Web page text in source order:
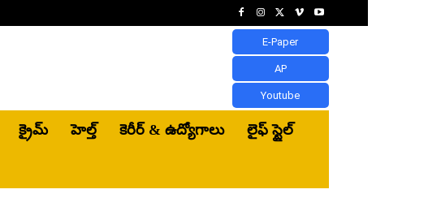
E-Paper
AP
Youtube
క్రైమ్ హెల్త్‌ కెరీర్ & ఉద్యోగాలు లైఫ్ స్టైల్